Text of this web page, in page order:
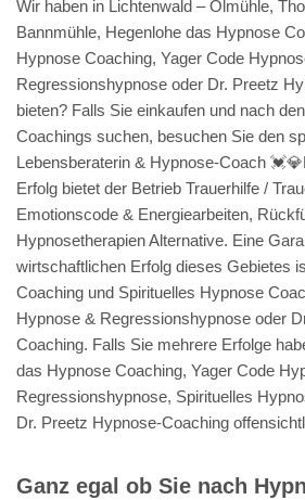
Wir haben in Lichtenwald – Ölmühle,
Bannmühle, Hegenlohe das Hypnose
Hypnose Coaching, Yager Code
Regressionshypnose oder Dr. Preetz
bieten? Falls Sie einkaufen und nach
Coachings suchen, besuchen Sie den
Lebensberaterin & Hypnose-Coach
Erfolg bietet der Betrieb Trauerhilfe /
Emotionscode & Energiearbeiten,
Hypnosetherapien Alternative. Eine
wirtschaftlichen Erfolg dieses Gebietes
Coaching und Spirituelles Hypnose
Hypnose & Regressionshypnose oder
Coaching. Falls Sie mehrere Erfolge
das Hypnose Coaching, Yager Code
Regressionshypnose, Spirituelles
Dr. Preetz Hypnose-Coaching
Ganz egal ob Sie nach